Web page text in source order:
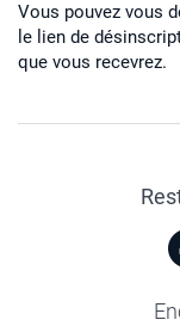
Vous pouvez vous
le lien de
que vous recevrez.